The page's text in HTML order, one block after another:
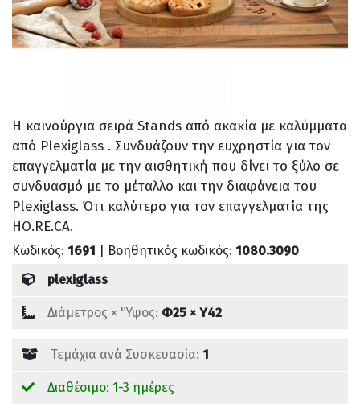
Η καινούργια σειρά Stands από ακακία με καλύμματα
από Plexiglass . Συνδυάζουν την ευχρηστία για τον
επαγγελματία με την αισθητική που δίνει το ξύλο σε
συνδυασμό με το μέταλλο και την διαφάνεια του
Plexiglass. Ότι καλύτερο για τον επαγγελματία της
HO.RE.CA.
Κωδικός: 1691 | Βοηθητικός κωδικός: 1080.3090
plexiglass
Διάμετρος × 'Ύψος: Φ25 × Υ42
Τεμάχια ανά Συσκευασία: 1
Διαθέσιμο: 1-3 ημέρες